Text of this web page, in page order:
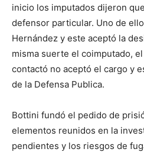
inicio los imputados dijeron
defensor particular. Uno de
Hernández y este aceptó la
misma suerte el coimputado,
contactó no aceptó el cargo y
de la Defensa Publica.
Bottini fundó el pedido de
elementos reunidos en la
pendientes y los riesgos de